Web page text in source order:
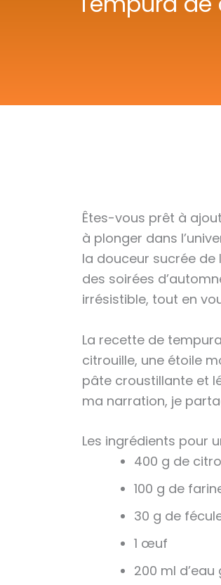
Êtes-vous prêt à
à plonger dans
la douceur sucrée
des soirées
irrésistible, tout en
La recette de
citrouille, une étoile
pâte croustillante et
ma narration, je
Les ingrédients pour
400 g de
100 g de
30 g de
1 œuf
200 ml